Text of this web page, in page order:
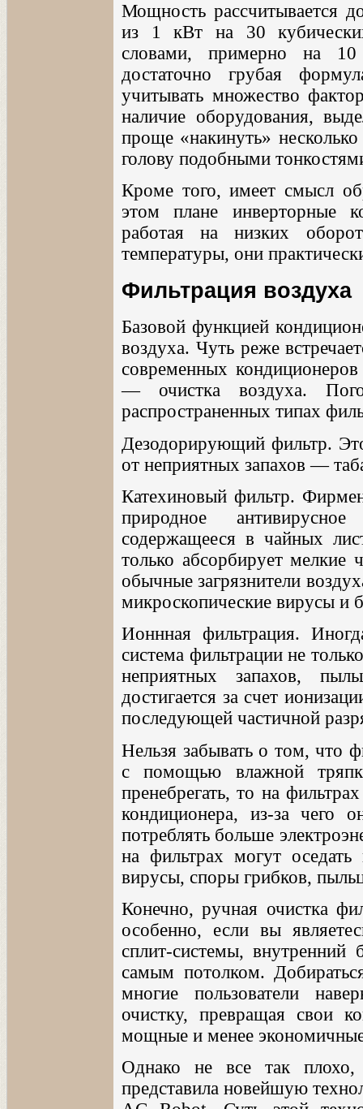
Мощность рассчитывается
из 1 кВт на 30
словами, примерно на
достаточно грубая
учитывать множество
наличие оборудования,
проще «накинуть»
голову подобными
Кроме того, имеет смысл
этом плане инверторные
работая на низких
температуры, они
Фильтрация воздуха
Базовой функцией
воздуха. Чуть реже
современных
— очистка воздуха.
распространенных типах
Дезодорирующий фильтр.
от неприятных запахов —
Катехиновый фильтр.
природное
содержащееся в чайных
только абсорбирует
обычные загрязнители
микроскопические вирусы и
Ионнная фильтрация.
система фильтрации не
неприятных запахов,
достигается за счет
последующей частичной
Нельзя забывать о том, что
с помощью влажной
пренебрегать, то на
кондиционера, из-за чего
потреблять больше
на фильтрах могут
вирусы, споры грибков,
Конечно, ручная очистка
особенно, если вы
сплит-системы, внутренний
самым потолком.
многие пользователи
очистку, превращая свои
мощные и менее
Однако не все так
представила новейшую